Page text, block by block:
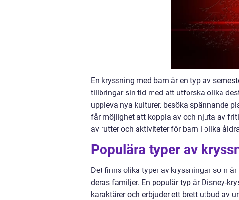
En kryssning med barn är en typ av
tillbringar sin tid med att utforska olika
uppleva nya kulturer, besöka spännande
får möjlighet att koppla av och njuta av
av rutter och aktiviteter för barn i olika
Populära typer av
Det finns olika typer av kryssningar som
deras familjer. En populär typ är Disney-
karaktärer och erbjuder ett brett utbud av